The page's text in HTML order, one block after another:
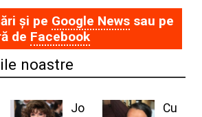
și pe Google Newssau pe
de Facebook
noastre
Jo
Cu